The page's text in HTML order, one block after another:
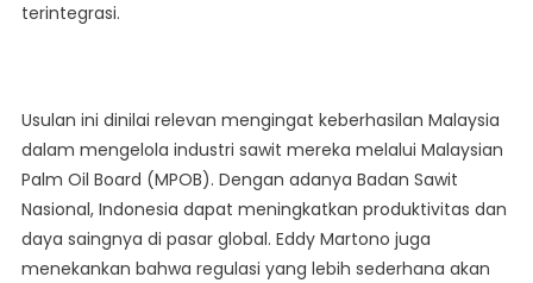
terintegrasi.
Usulan ini dinilai relevan mengingat keberhasilan Malaysia
dalam mengelola industri sawit mereka melalui Malaysian
Palm Oil Board (MPOB). Dengan adanya Badan Sawit
Nasional, Indonesia dapat meningkatkan produktivitas dan
daya saingnya di pasar global. Eddy Martono juga
menekankan bahwa regulasi yang lebih sederhana akan